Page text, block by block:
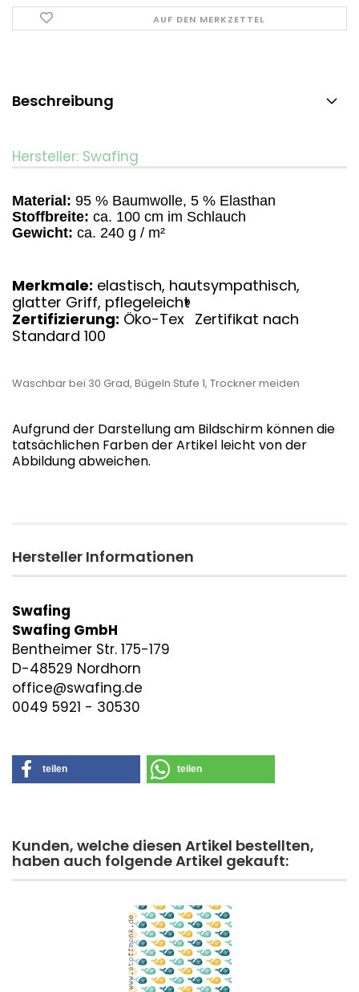
AUF DEN MERKZETTEL
Beschreibung
Hersteller: Swafing
Material: 95 % Baumwolle, 5 % Elasthan
Stoffbreite: ca. 100 cm im Schlauch
Gewicht: ca. 240 g / m²
Merkmale: elastisch, hautsympathisch,
glatter Griff, pflegeleicht
Zertifizierung: Öko-Tex
®
Zertifikat nach
Standard 100
Waschbar bei 30 Grad, Bügeln Stufe 1, Trockner meiden
Aufgrund der Darstellung am Bildschirm können die
tatsächlichen Farben der Artikel leicht von der
Abbildung abweichen.
Hersteller Informationen
Swafing
Swafing GmbH
Bentheimer Str. 175-179
D-48529 Nordhorn
office@swafing.de
0049 5921 - 30530
teilen teilen
Kunden, welche diesen Artikel bestellten,
haben auch folgende Artikel gekauft: